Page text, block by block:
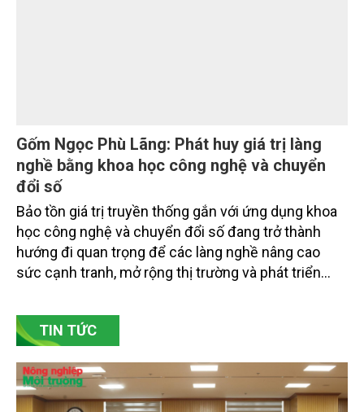
Gốm Ngọc Phù Lãng: Phát huy giá trị làng
nghề bằng khoa học công nghệ và chuyển
đổi số
Bảo tồn giá trị truyền thống gắn với ứng dụng khoa
học công nghệ và chuyển đổi số đang trở thành
hướng đi quan trọng để các làng nghề nâng cao
bền vững. Tại làng gốm Phù Lãng, xã Phù Lãng, tỉnh
Bắc Ninh, nhiều nghệ nhân và cơ sở sản xuất đã
chủ động đổi mới tư duy, đầu tư công nghệ, xây
dựng thương hiệu trên nền tảng giá trị truyền thống.
TIN TỨC